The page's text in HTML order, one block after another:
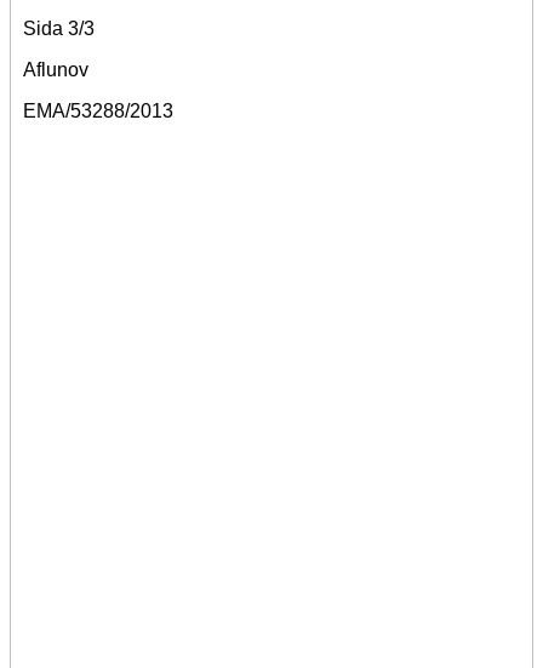
Sida 3/3
Aflunov
EMA/53288/2013